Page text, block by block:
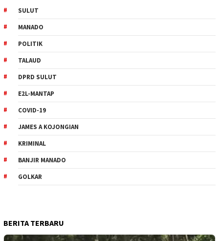
SULUT
MANADO
POLITIK
TALAUD
DPRD SULUT
E2L-MANTAP
COVID-19
JAMES A KOJONGIAN
KRIMINAL
BANJIR MANADO
GOLKAR
BERITA TERBARU